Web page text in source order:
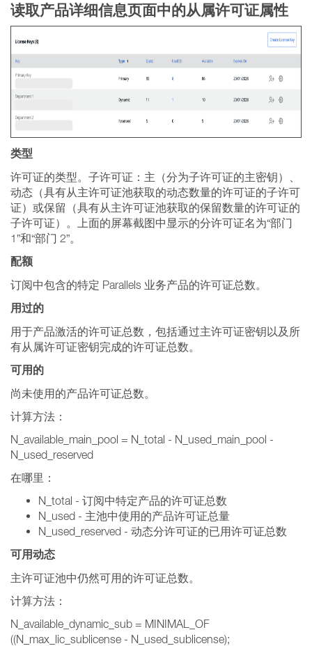
读取产品详细信息页面中的从属许可证属性
类型
许可证的类型。子许可证：主（分为子许可证的主密钥）、
动态（具有从主许可证池获取的动态数量的许可证的子许可
证）或保留（具有从主许可证池获取的保留数量的许可证的
子许可证）。上面的屏幕截图中显示的分许可证名为“部门
1”和“部门 2”。
配额
订阅中包含的特定 Parallels 业务产品的许可证总数。
用过的
用于产品激活的许可证总数，包括通过主许可证密钥以及所
有从属许可证密钥完成的许可证总数。
可用的
尚未使用的产品许可证总数。
计算方法：
N_available_main_pool = N_total - N_used_main_pool -
N_used_reserved
在哪里：
N_total - 订阅中特定产品的许可证总数
N_used - 主池中使用的产品许可证总量
N_used_reserved - 动态分许可证的已用许可证总数
可用动态
主许可证池中仍然可用的许可证总数。
计算方法：
N_available_dynamic_sub = MINIMAL_OF
((N_max_lic_sublicense - N_used_sublicense);